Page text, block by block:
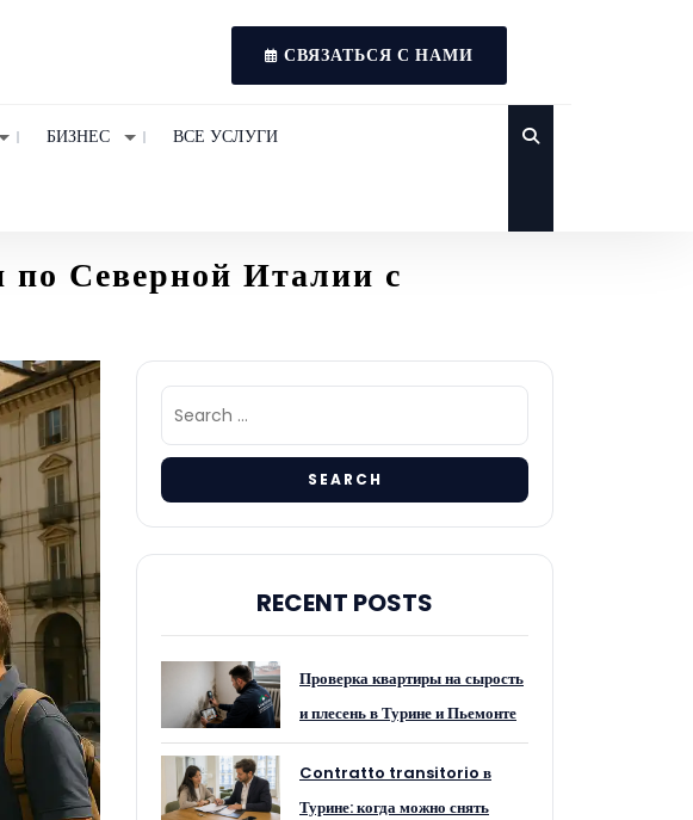
СВЯЗАТЬСЯ С НАМИ
БИЗНЕС ВСЕ УСЛУГИ
Северной Италии с
RECENT POSTS
Проверка квартиры на сырость
и плесень в Турине и Пьемонте
Contratto transitorio в
Турине: когда можно снять